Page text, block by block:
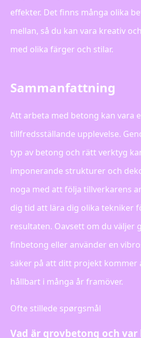
effekter. Det finns många olika
mellan, så du kan vara kreativ
med olika färger och stilar.
Sammanfattning
Att arbeta med betong kan vara
tillfredsställande upplevelse.
typ av betong och rätt verktyg
imponerande strukturer och
noga med att följa tillverkarens
dig tid att lära dig olika tekniker
resultaten. Oavsett om du väljer
finbetong eller använder en
säker på att ditt projekt kommer
hållbart i många år framöver.
Ofte stillede spørgsmål
Vad är grovbetong och